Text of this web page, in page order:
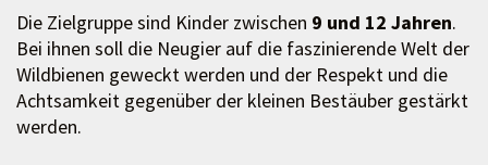
Die Zielgruppe sind Kinder zwischen 9 und 12 Jahren.
Bei ihnen soll die Neugier auf die faszinierende Welt der
Wildbienen geweckt werden und der Respekt und die
Achtsamkeit gegenüber der kleinen Bestäuber gestärkt
werden.